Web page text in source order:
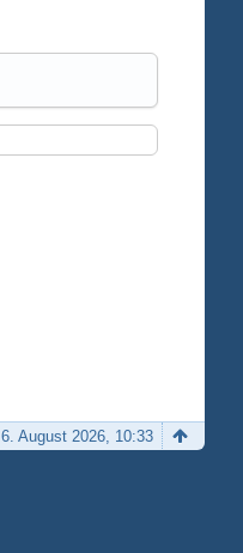
6. August 2026, 10:33